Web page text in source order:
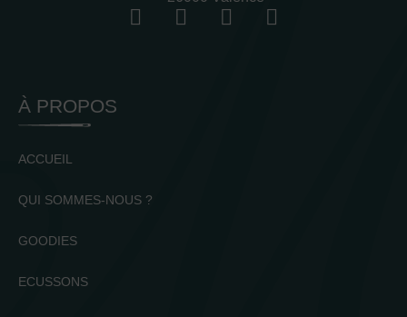
À PROPOS
ACCUEIL
QUI SOMMES-NOUS ?
GOODIES
ECUSSONS